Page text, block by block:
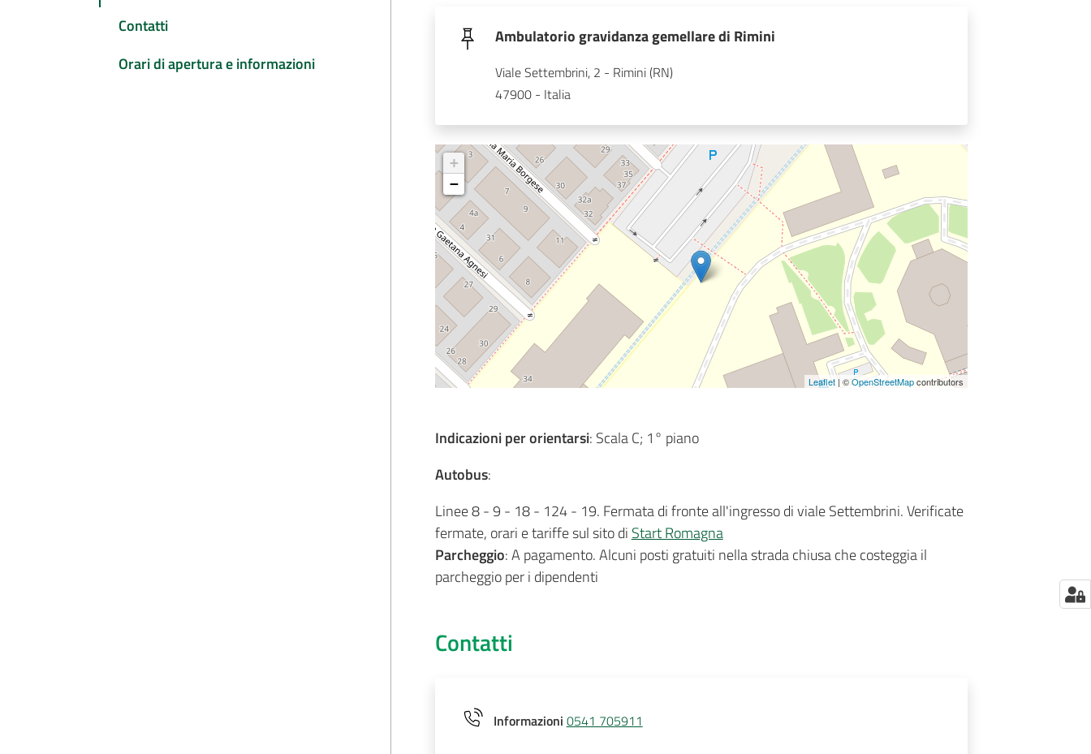
Contatti
Orari di apertura e informazioni
Ambulatorio gravidanza gemellare di Rimini
Viale Settembrini, 2 - Rimini (RN)
47900 - Italia
+
−
Leaflet| ©OpenStreetMapcontributors
Indicazioni per orientarsi: Scala C; 1° piano
Autobus:
Linee 8 - 9 - 18 - 124 - 19. Fermata di fronte all'ingresso di viale Settembrini. Verificate
fermate, orari e tariffe sul sito di Start Romagna
Parcheggio: A pagamento. Alcuni posti gratuiti nella strada chiusa che costeggia il
parcheggio per i dipendenti
Contatti
Informazioni 0541 705911